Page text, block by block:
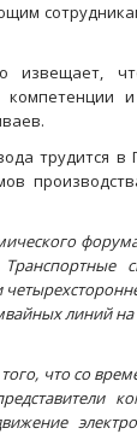
извещает,
трудится в
линий
что со